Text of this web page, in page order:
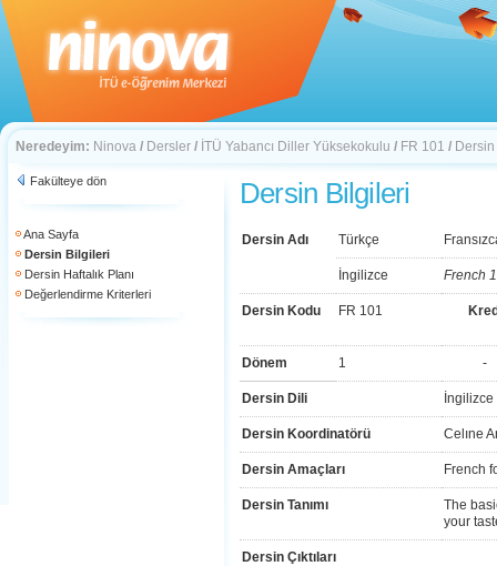
Neredeyim: Ninova / Dersler / İTÜ Yabancı Diller Yüksekokulu / FR 101 /
Fakülteye dön
Ana Sayfa
Dersin Bilgileri
Dersin Haftalık Planı
Değerlendirme Kriterleri
Dersin Bilgileri
Dersin Adı Türkçe
İngilizce French 1
Dersin Kodu FR 101
Dönem 1 -
Dersin Dili İngilizce
Dersin Koordinatörü Celıne
Dersin Amaçları French
Dersin Tanımı
The
your
Dersin Çıktıları